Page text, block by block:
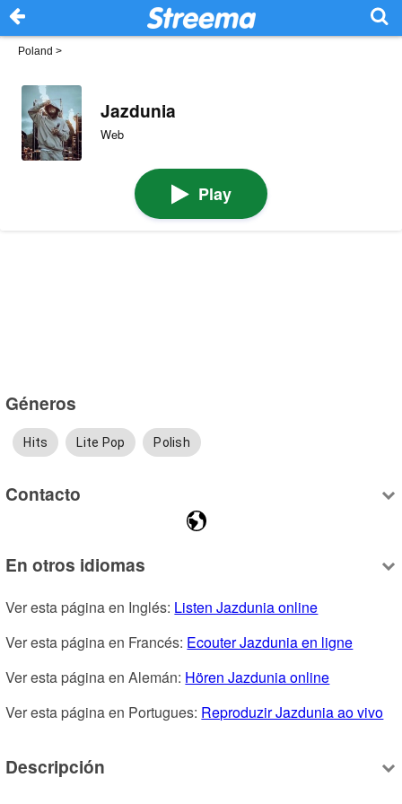
Poland >
Jazdunia
Web
Play
Géneros
Hits Lite Pop Polish
Contacto
En otros idiomas
Ver esta página en Inglés: Listen Jazdunia online
Ver esta página en Francés: Ecouter Jazdunia en ligne
Ver esta página en Alemán: Hören Jazdunia online
Ver esta página en Portugues: Reproduzir Jazdunia ao vivo
Descripción